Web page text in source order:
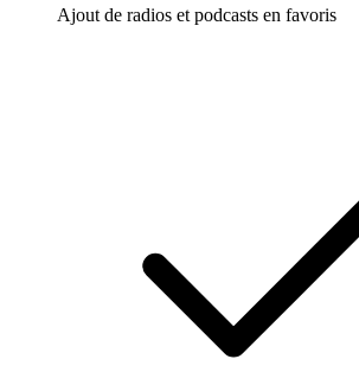
Ajout de radios et podcasts en favoris